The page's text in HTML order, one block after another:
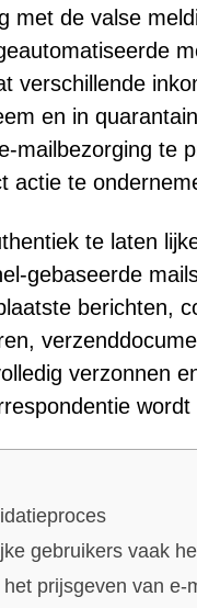
met de valse
verschillende
en in
mailbezorging te
actie te
te laten
gebaseerde
berichten,
verzonnen
gebruikers vaak
het prijsgeven van e-